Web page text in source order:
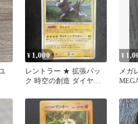
¥ 1,000
レントラー ★ 拡張パッ
ク 時空の創造 ダイヤモ
ン DP…
¥
メガ